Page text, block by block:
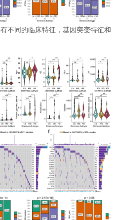
不同的临床特征，基因突变特征和